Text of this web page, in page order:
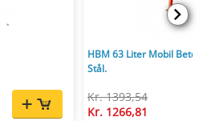
HBM 63 Liter Mobil
Stål.
Kr. 1393,54
Kr. 1266,81